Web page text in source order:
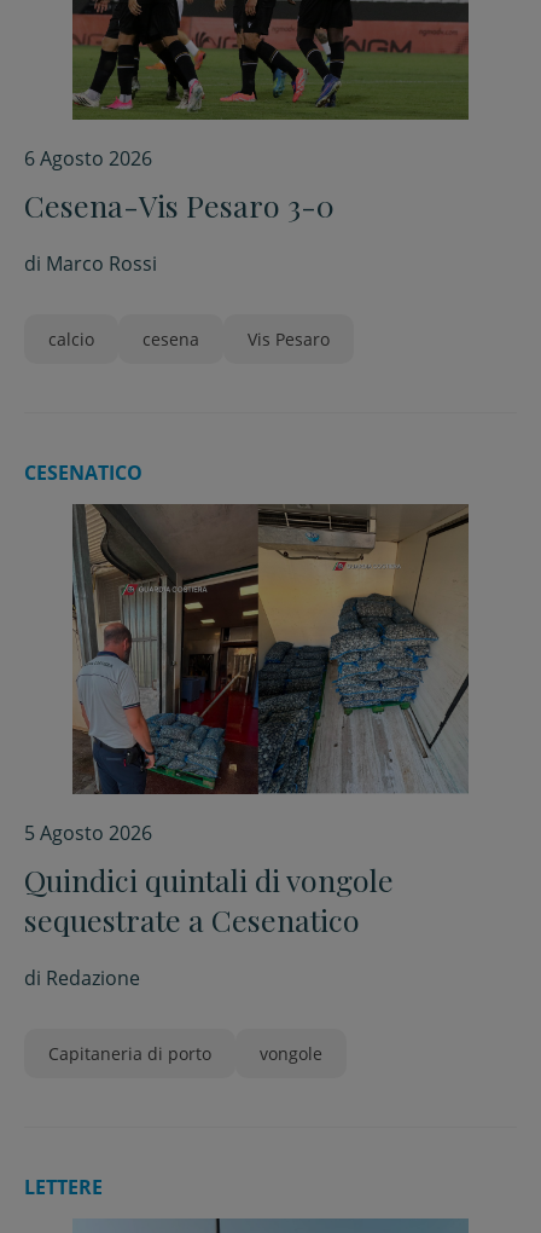
6 Agosto 2026
Cesena-Vis Pesaro 3-0
di Marco Rossi
calcio cesena Vis Pesaro
CESENATICO
5 Agosto 2026
Quindici quintali di vongole
sequestrate a Cesenatico
di Redazione
Capitaneria di porto vongole
LETTERE